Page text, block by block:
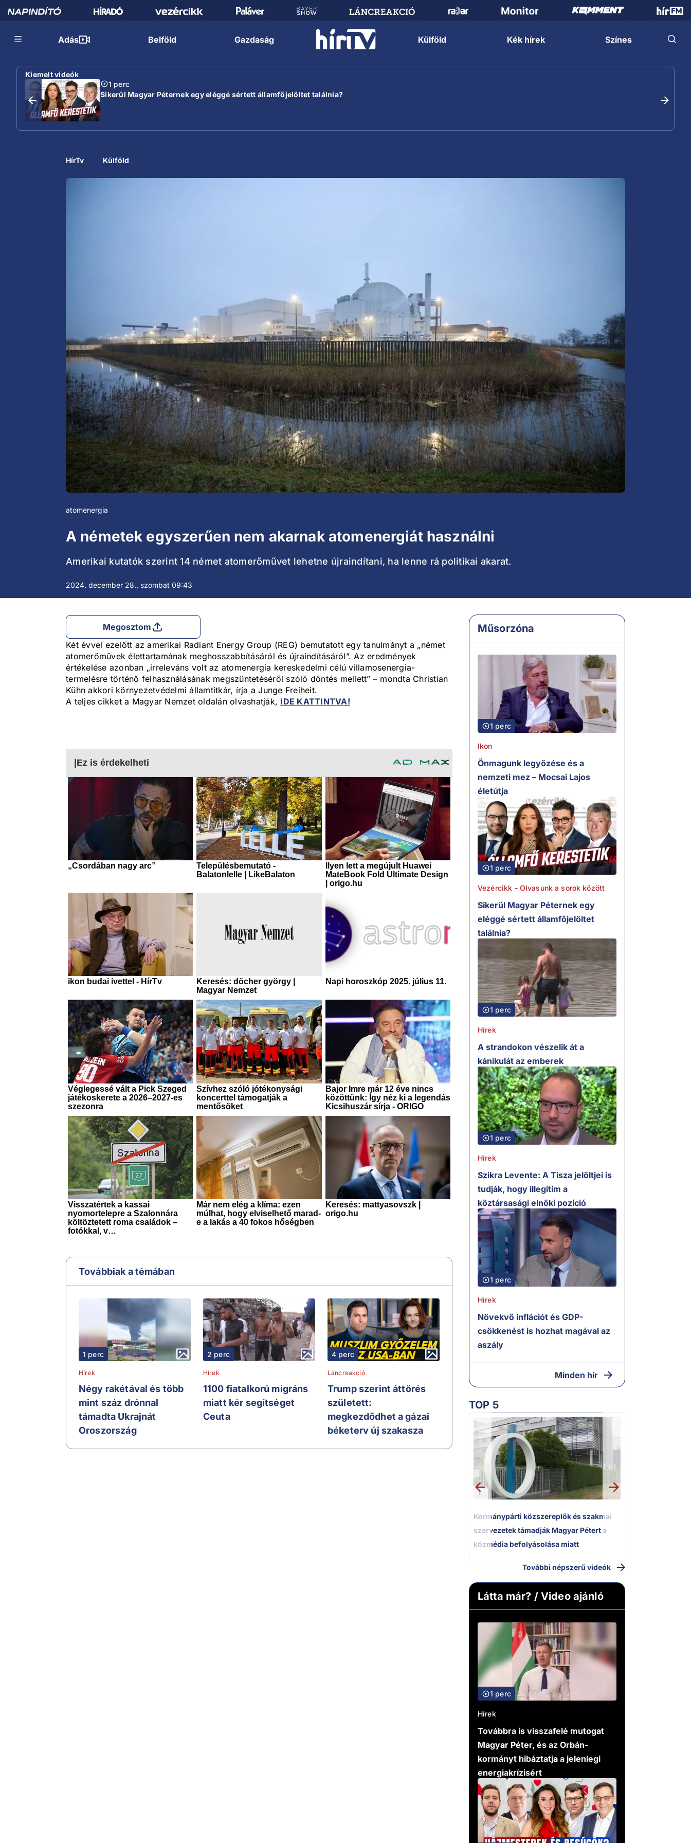
Adás Belföld Gazdaság Külföld Kék hírek Színes
Kiemelt videók
1 perc
Sikerül Magyar Péternek egy eléggé sértett államfőjelöltet találnia?
HírTv Külföld
atomenergia
A németek egyszerűen nem akarnak atomenergiát használni
Amerikai kutatók szerint 14 német atomerőművet lehetne újraindítani, ha lenne rá politikai akarat.
2024. december 28., szombat 09:43
Megosztom
Két évvel ezelőtt az amerikai Radiant Energy Group (REG) bemutatott egy tanulmányt a „német
atomerőművek élettartamának meghosszabbításáról és újraindításáról”. Az eredmények
értékelése azonban „irreleváns volt az atomenergia kereskedelmi célú villamosenergia-
termelésre történő felhasználásának megszüntetéséről szóló döntés mellett” – mondta Christian
Kühn akkori környezetvédelmi államtitkár, írja a Junge Freiheit.
A teljes cikket a Magyar Nemzet oldalán olvashatják, IDE KATTINTVA!
Továbbiak a témában
1 perc
Hírek
Négy rakétával és több
mint száz drónnal
támadta Ukrajnát
Oroszország
2 perc
Hírek
1100 fiatalkorú migráns
miatt kér segítséget
Ceuta
4 perc
Láncreakció
Trump szerint áttörés
született:
megkezdődhet a gázai
béketerv új szakasza
Műsorzóna
1 perc
Ikon
Önmagunk legyőzése és a
nemzeti mez – Mocsai Lajos
életútja
1 perc
Vezércikk - Olvasunk a sorok között
Sikerül Magyar Péternek egy
eléggé sértett államfőjelöltet
találnia?
1 perc
Hírek
A strandokon vészelik át a
kánikulát az emberek
1 perc
Hírek
Szikra Levente: A Tisza jelöltjei is
tudják, hogy illegitim a
köztársasági elnöki pozíció
1 perc
Hírek
Növekvő inflációt és GDP-
csökkenést is hozhat magával az
aszály
Minden hír
TOP 5
1.
Kormánypárti közszereplők és szakmai
szervezetek támadják Magyar Pétert a
közmédia befolyásolása miatt
További népszerű videók
Látta már? / Video ajánló
1 perc
Hírek
Továbbra is visszafelé mutogat
Magyar Péter, és az Orbán-
kormányt hibáztatja a jelenlegi
energiakrízisért